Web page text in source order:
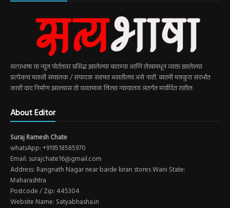
सत्यभाषा या न्युज पोर्टलवर प्रसिद्ध झालेल्या बातम्या आणि लेखामधून व्यक्त झालेल्या
प्रत्येकच मताशी संचालक / संपादक सहमत असतीलच असे नाही. बातमी मजकुरा संदर्भात
काही वाद निर्माण झाल्यास तो यवतमाळ जिल्हा न्यायालय अंतर्गत मर्यादित राहील.
About Editor
Suraj Ramesh Chate
whatsApp: +919518585970
Email: surajchate16@gmail.com
Address: Rangnath Nagar near barde kiran stores Wani State:
Maharashtra
Postcode / Zip: 445304
Website Name: Satyabhasha.in